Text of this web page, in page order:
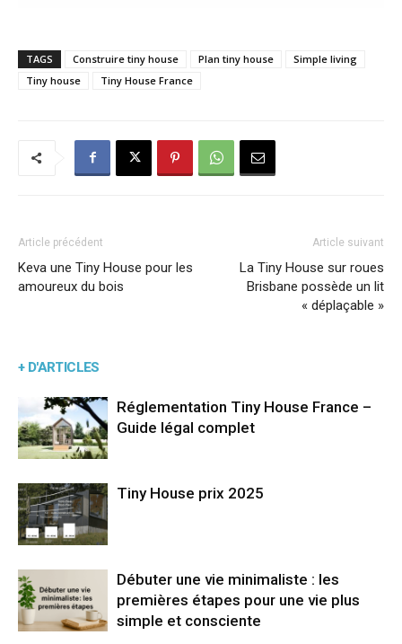
TAGS Construire tiny house Plan tiny house
Simple living
Tiny house
Tiny House France
Article précédent
Keva une Tiny House pour les
amoureux du bois
Article suivant
La Tiny House sur roues
Brisbane possède un lit
« déplaçable »
+ D'ARTICLES
Réglementation Tiny House France –
Guide légal complet
Tiny House prix 2025
Débuter une vie minimaliste : les
premières étapes pour une vie plus
simple et consciente